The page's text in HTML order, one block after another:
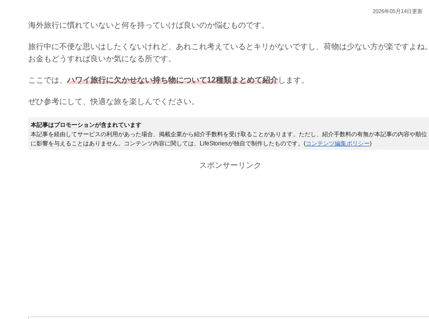
2026年05月14日更新
海外旅行に慣れていないと何を持っていけば良いのか悩むものです。
旅行中に不便な思いはしたくないけれど、あれこれ考えているとキリがないですし、荷物は少ない方が楽ですよね。
お金もどうすれば良いか気になる所です。
ここでは、ハワイ旅行に欠かせない持ち物について12種類まとめて紹介します。
ぜひ参考にして、快適な旅を楽しんでください。
本記事はプロモーションが含まれています
本記事を経由してサービスの利用があった場合、掲載企業から紹介手数料を受け取ることがあります。ただし、紹介手数料の有無が本記事の内容や順位
に影響を与えることはありません。コンテンツ内容に関しては、LifeStoriesが独自で制作したものです。(コンテンツ編集ポリシー)
スポンサーリンク